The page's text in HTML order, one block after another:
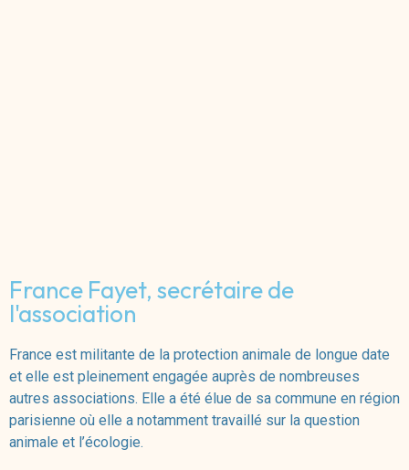
France Fayet, secrétaire de
l'association
France est militante de la protection animale de longue date
et elle est pleinement engagée auprès de nombreuses
autres associations. Elle a été élue de sa commune en région
parisienne où elle a notamment travaillé sur la question
animale et l’écologie.